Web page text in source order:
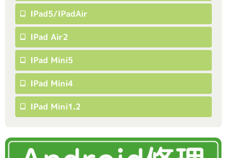
IPad5/iPadAir
IPad Air2
IPad Mini5
IPad Mini4
IPad Mini1.2